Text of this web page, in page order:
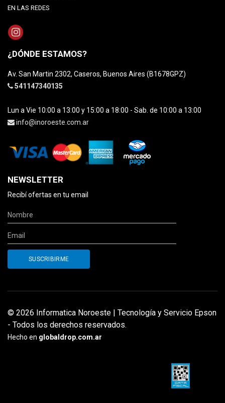
EN LAS REDES
¿DÓNDE ESTAMOS?
Av. San Martin 2302, Caseros, Buenos Aires (B1678GPZ)
541147340135
Lun a Vie 10:00 a 13:00 y 15:00 a 18:00 - Sab. de 10:00 a 13:00
info@inoroeste.com.ar
NEWSLETTER
Recibí ofertas en tu email
© 2026 Informatica Noroeste | Tecnología y Servicio Epson
- Todos los derechos reservados.
Hecho en globaldrop.com.ar